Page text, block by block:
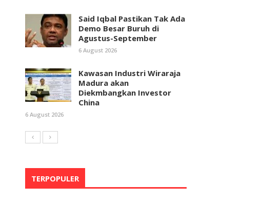
Said Iqbal Pastikan Tak Ada
Demo Besar Buruh di
Agustus-September
6 August 2026
Kawasan Industri Wiraraja
Madura akan
Diekmbangkan Investor
China
6 August 2026
TERPOPULER